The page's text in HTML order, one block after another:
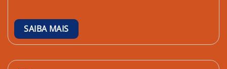
SAIBA MAIS